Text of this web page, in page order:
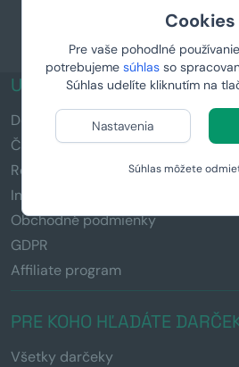
Cookies
Pre vaše pohodlné
potrebujeme súhlas so
Súhlas udelíte kliknutím na
Nastavenia
Súhlas môžete
UŽITOČNÉ ODKAZY
Doručenie a platba
Časté otázky (FAQ)
Reklamácia a vrátenie tovaru
Informácie k darčekom
Obchodné podmienky
GDPR
Affiliate program
PRE KOHO HĽADÁTE
Všetky darčeky